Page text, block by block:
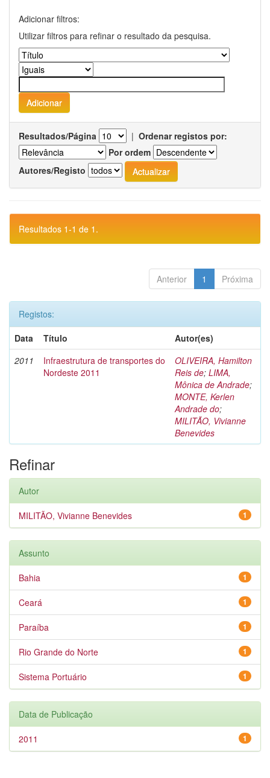
Adicionar filtros:
Utilizar filtros para refinar o resultado da pesquisa.
Resultados/Página | Ordenar registos por:
Por ordem
Autores/Registo
Resultados 1-1 de 1.
Anterior 1 Próxima
Registos:
Data
Título
Autor(es)
2011
Infraestrutura de transportes do
Nordeste 2011
OLIVEIRA, Hamilton
Reis de; LIMA,
Mônica de Andrade;
MONTE, Kerlen
Andrade do;
MILITÃO, Vivianne
Benevides
Refinar
Autor
1
MILITÃO, Vivianne Benevides
Assunto
1
Bahia
1
Ceará
1
Paraíba
1
Rio Grande do Norte
1
Sistema Portuário
Data de Publicação
1
2011